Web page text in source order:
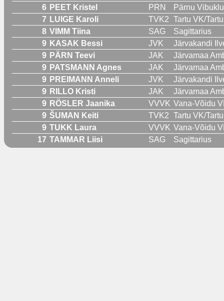
6 PEET Kristel PRN
Pärnu
7 LUIGE Karoli TVK2 Tartu VK/
8 VIMM Tiina SAG
Sagittarius
9 KASAK Bessi JVK
Järvakandi
9 PÄRN Teevi JAK
Järvamaa
9 PATSMANN Agnes JAK
Järvamaa
9 PREIMANN Anneli JVK
Järvakandi
9 RILLO Kristi JAK
Järvamaa
9 RÖSLER Jaanika VVVK Vana-Võidu
9 ŠUMAN Keiti TVK2 Tartu VK/
9 TUKK Laura VVVK Vana-Võidu
17 TAMMAR Liisi SAG Sagittarius